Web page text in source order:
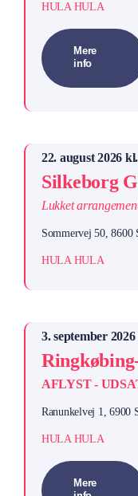
HULA HULA
Mere
info
22. august 2026
Silkeborg
Lukket
Sommervej 50,
HULA HULA
3. september
AFLYST -
Ranunkelvej 1, 6900
HULA HULA
Mere